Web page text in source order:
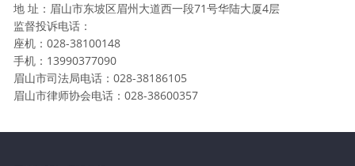
地 址：眉山市东坡区眉州大道西一段71号华陆大厦4层
监督投诉电话：
座机：028-38100148
手机：13990377090
眉山市司法局电话：028-38186105
眉山市律师协会电话：028-38600357